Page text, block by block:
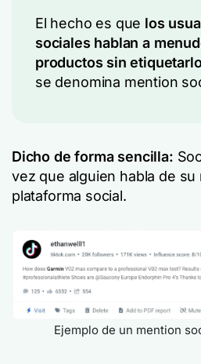
El hecho es que los
sociales hablan a
productos sin
se denomina mention
Dicho de forma sencilla:
vez que alguien habla de
plataforma social.
Ejemplo de un mention